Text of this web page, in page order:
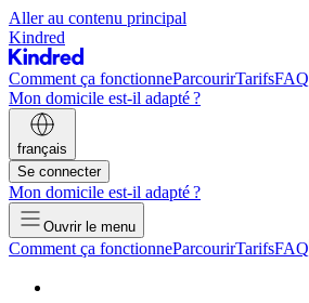
Aller au contenu principal
Kindred
Comment ça fonctionneParcourirTarifsFAQ
Mon domicile est-il adapté ?
français
Se connecter
Mon domicile est-il adapté ?
Ouvrir le menu
Comment ça fonctionneParcourirTarifsFAQ